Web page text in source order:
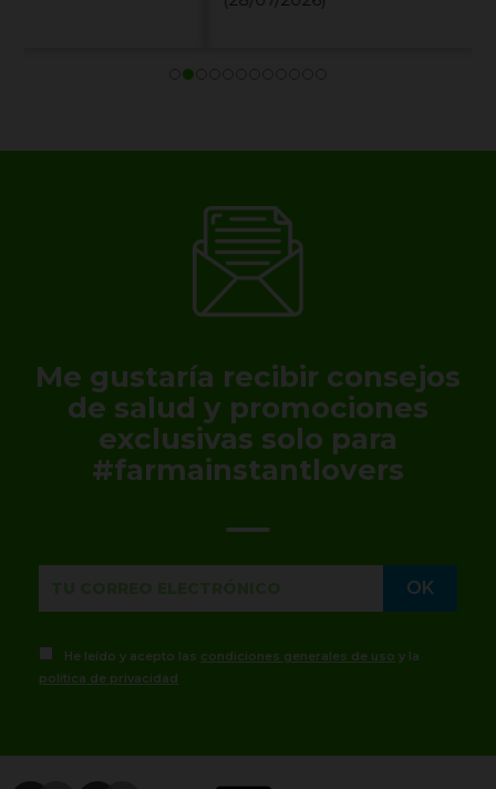
Me gustaría recibir consejos
de salud y promociones
exclusivas solo para
#farmainstantlovers
He leído y acepto las condiciones generales de uso y la
política de privacidad